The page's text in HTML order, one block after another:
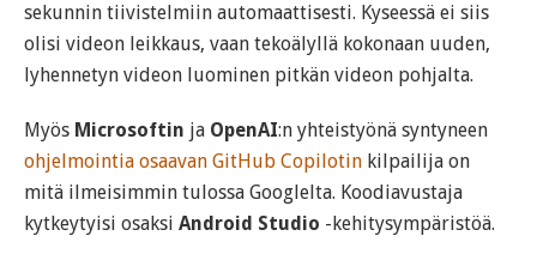
sekunnin tiivistelmiin automaattisesti. Kyseessä ei siis
olisi videon leikkaus, vaan tekoälyllä kokonaan uuden,
lyhennetyn videon luominen pitkän videon pohjalta.
Myös Microsoftin ja OpenAI:n yhteistyönä syntyneen
ohjelmointia osaavan GitHub Copilotin kilpailija on
mitä ilmeisimmin tulossa Googlelta. Koodiavustaja
kytkeytyisi osaksi Android Studio -kehitysympäristöä.